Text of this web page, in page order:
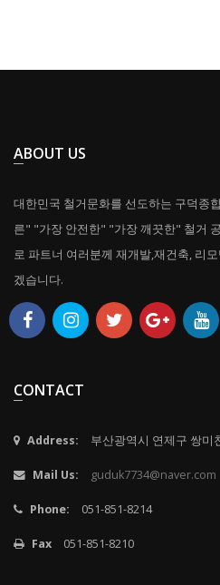
ABOUT US
대한민국 철거문화를 선도하는 구덕종
른" "가장 안전한" "가장 깨끗한" 철거
로 파트너 여러분께 재개발,재건축, 리
겠습니다.
CONTACT
Address: 부산광역시 연제구 쌍미
Mail Us: guduk7734@naver.com
Phone: 051-851-8214
Fax 051-851-8210